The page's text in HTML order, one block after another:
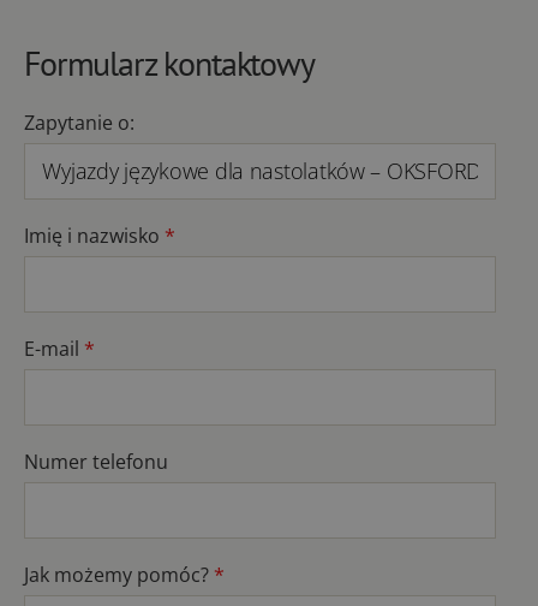
Formularz kontaktowy
Zapytanie o:
Imię i nazwisko *
E-mail *
Numer telefonu
Jak możemy pomóc? *